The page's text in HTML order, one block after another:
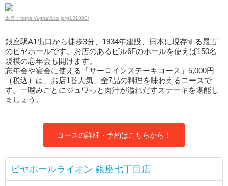
出典：https://r.gnavi.co.jp/g131800/
銀座駅A1出口から徒歩3分、1934年建設、日本に現存する最古
のビヤホールです。お店のあるビル6Fのホールを使えば150名
規模の忘年会も開けます。
忘年会や宴会に使える「サーロインステーキコース」5,000円
（税込）は、お店1番人気、全7品の料理を味わえるコースで
す。一噛みごとにジュワっと肉汁が溢れだすステーキを堪能し
ましょう。
コースの詳細・予約はこちらから！
ビヤホールライオン 銀座七丁目店